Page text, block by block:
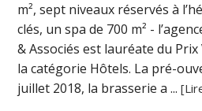
m², sept niveaux réservés à
clés, un spa de 700 m² -
& Associés est lauréate du
la catégorie Hôtels. La pré-
juillet 2018, la brasserie a ...